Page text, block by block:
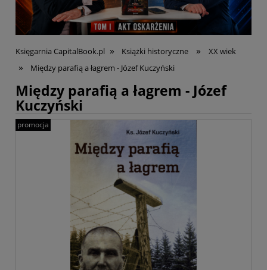
Księgarnia CapitalBook.pl » Książki historyczne » XX wiek
» Między parafią a łagrem - Józef Kuczyński
Między parafią a łagrem - Józef
Kuczyński
promocja